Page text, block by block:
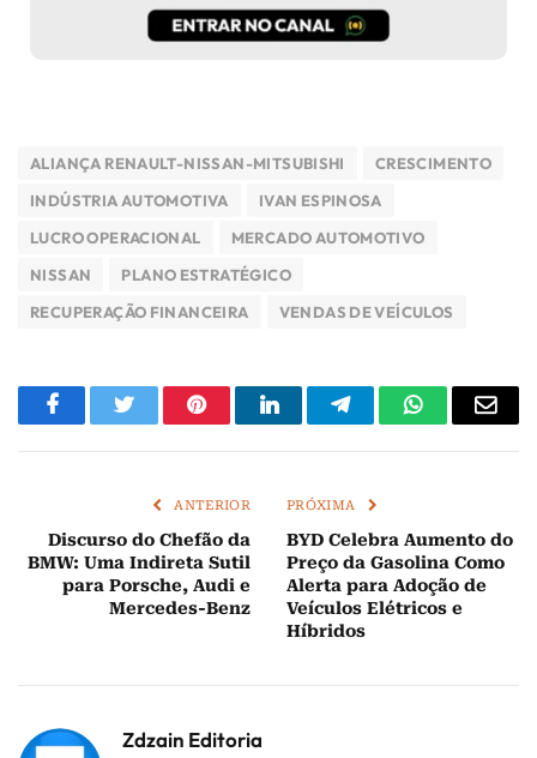
ALIANÇA RENAULT-NISSAN-MITSUBISHI
CRESCIMENTO
INDÚSTRIA AUTOMOTIVA
IVAN ESPINOSA
LUCRO OPERACIONAL
MERCADO AUTOMOTIVO
NISSAN
PLANO ESTRATÉGICO
RECUPERAÇÃO FINANCEIRA
VENDAS DE VEÍCULOS
FacebookTwitterPinterestLinkedInTelegramWhatsApp
E-
ANTERIOR
Discurso do Chefão da
BMW: Uma Indireta Sutil
para Porsche, Audi e
Mercedes-Benz
PRÓXIMA
BYD Celebra Aumento do
Preço da Gasolina Como
Alerta para Adoção de
Veículos Elétricos e
Híbridos
Zdzain Editoria